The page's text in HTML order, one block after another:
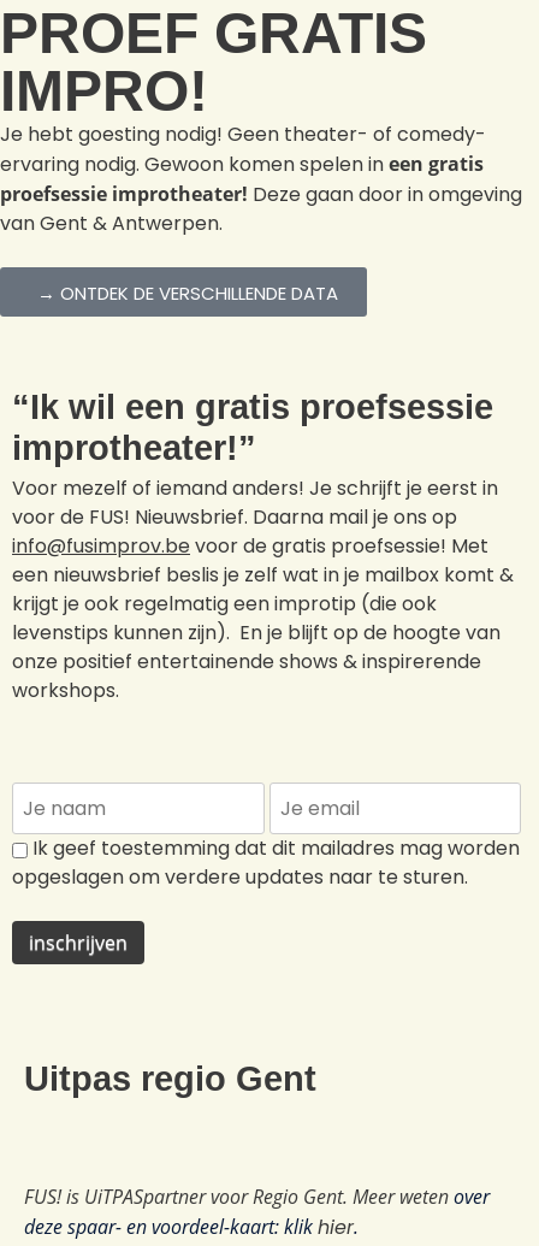
PROEF GRATIS
IMPRO!
Je hebt goesting nodig! Geen theater- of comedy-
ervaring nodig. Gewoon komen spelen ineen gratis
proefsessie improtheater! Deze gaan door in omgeving
van Gent & Antwerpen.
→ ONTDEK DE VERSCHILLENDE DATA
“Ik wil een gratis proefsessie
improtheater!”
Voor mezelf of iemand anders! Je schrijft je eerst in
voor de FUS! Nieuwsbrief. Daarna mail je ons op
info@fusimprov.bevoor de gratis proefsessie! Met
een nieuwsbrief beslis je zelf wat in je mailbox komt &
krijgt je ook regelmatig een improtip (die ook
levenstips kunnen zijn). En je blijft op de hoogte van
onze positief entertainende shows & inspirerende
workshops.
Ik geef toestemming dat dit mailadres mag worden
opgeslagen om verdere updates naar te sturen.
Uitpas regio Gent
FUS! is UiTPASpartner voor Regio Gent. Meer wetenover
deze spaar- en voordeel-kaart: klikhier.